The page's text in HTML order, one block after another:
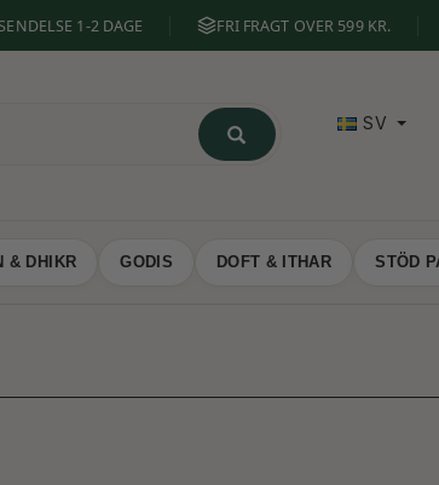
1-2 DAGE FRI FRAGT OVER 599 KR.
SV
& DHIKR GODIS DOFT & ITHAR STÖD